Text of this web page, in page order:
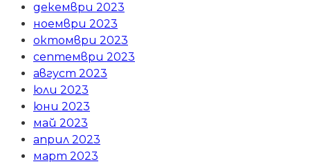
декември 2023
ноември 2023
октомври 2023
септември 2023
август 2023
юли 2023
юни 2023
май 2023
април 2023
март 2023